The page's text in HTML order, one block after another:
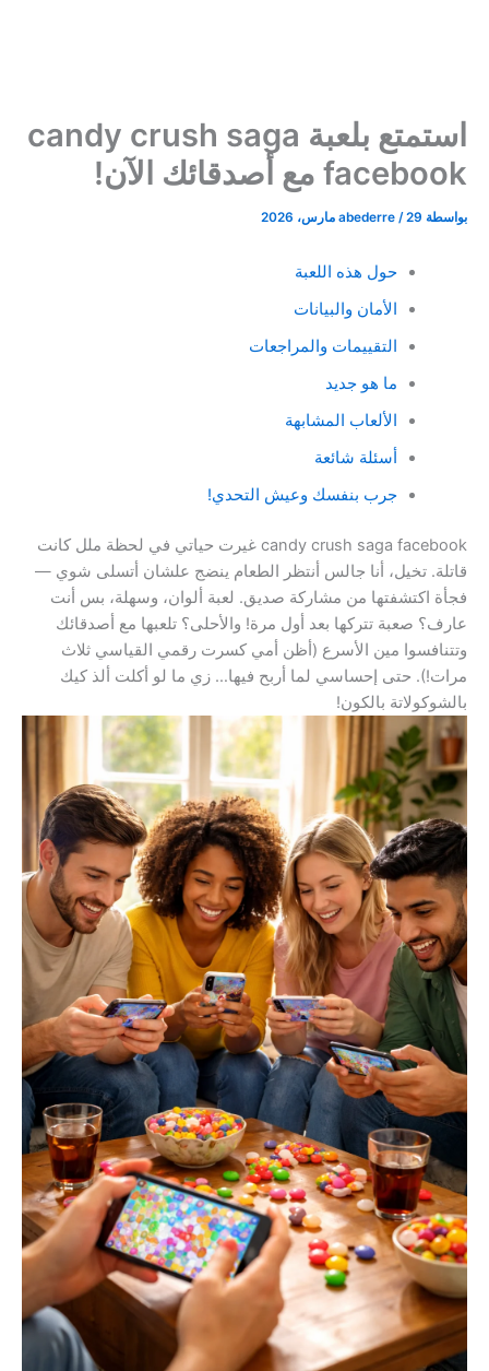
استمتع بلعبة candy crush saga
facebook مع أصدقائك الآن!
بواسطة abederre /29 مارس، 2026
حول هذه اللعبة
الأمان والبيانات
التقييمات والمراجعات
ما هو جديد
الألعاب المشابهة
أسئلة شائعة
جرب بنفسك وعيش التحدي!
candy crush saga facebook غيرت حياتي في لحظة ملل كانت
قاتلة. تخيل، أنا جالس أنتظر الطعام ينضج علشان أتسلى شوي —
فجأة اكتشفتها من مشاركة صديق. لعبة ألوان، وسهلة، بس أنت
عارف؟ صعبة تتركها بعد أول مرة! والأحلى؟ تلعبها مع أصدقائك
وتتنافسوا مين الأسرع (أظن أمي كسرت رقمي القياسي ثلاث
مرات!). حتى إحساسي لما أربح فيها… زي ما لو أكلت ألذ كيك
بالشوكولاتة بالكون!